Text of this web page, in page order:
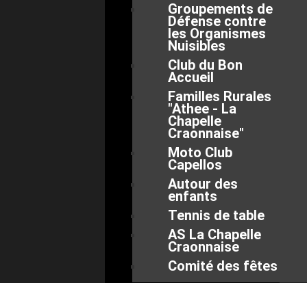
Groupements de
Défense contre
les Organismes
Nuisibles
Club du Bon
Accueil
Familles Rurales
"Athee - La
Chapelle
Craonnaise"
Moto Club
Capellos
Autour des
enfants
Tennis de table
AS La Chapelle
Craonnaise
Comité des fêtes